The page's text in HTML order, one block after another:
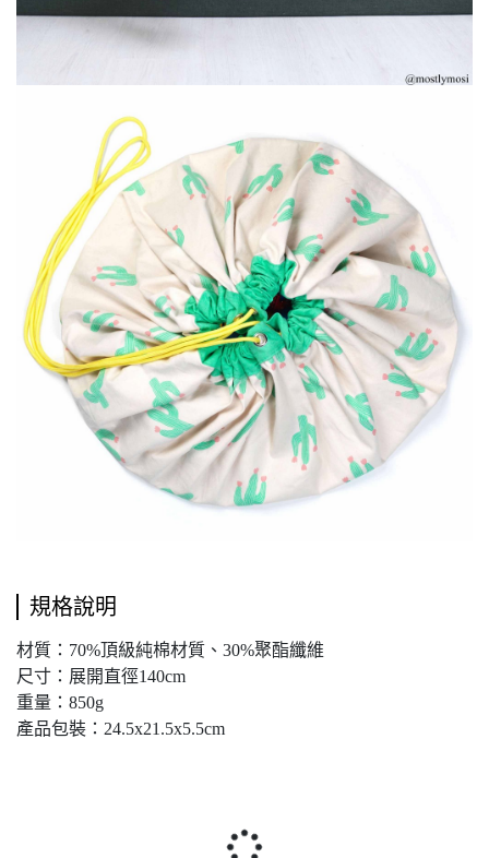
規格說明
材質：70%頂級純棉材質、30%聚酯纖維
尺寸：展開直徑140cm
重量：850g
產品包裝：24.5x21.5x5.5cm